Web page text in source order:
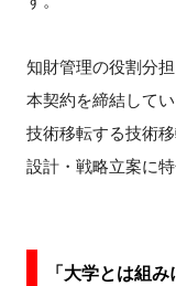
知財管理の役割分
本契約を締結して
技術移転する技術
設計・戦略立案に
「大学とは組